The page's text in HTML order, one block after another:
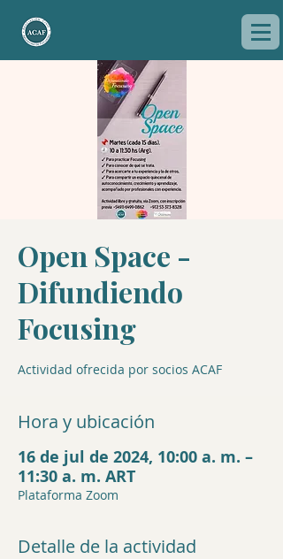
Open Space -
Difundiendo
Focusing
Hora y ubicación
16 de jul de 2024, 10:00 a. m. –
11:30 a. m. ART
Plataforma Zoom
Detalle de la actividad